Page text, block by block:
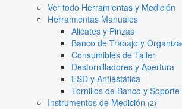
Ver todo Herramientas y Medición
Herramientas Manuales
Alicates y Pinzas
Banco de Trabajo y
Consumibles de Taller
Destornilladores y Apertura
ESD y Antiestática
Tornillos de Banco y Soporte
Instrumentos de Medición (2)